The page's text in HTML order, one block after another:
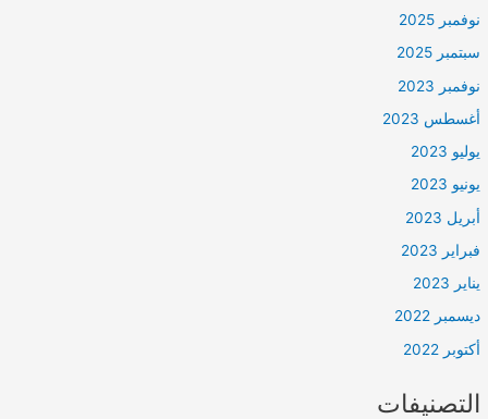
نوفمبر 2025
سبتمبر 2025
نوفمبر 2023
أغسطس 2023
يوليو 2023
يونيو 2023
أبريل 2023
فبراير 2023
يناير 2023
ديسمبر 2022
أكتوبر 2022
التصنيفات